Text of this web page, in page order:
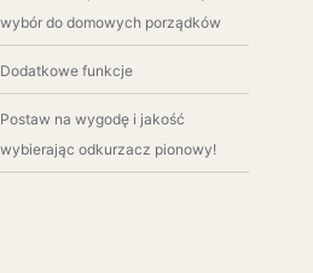
wybór do domowych porządków
Dodatkowe funkcje
Postaw na wygodę i jakość
wybierając odkurzacz pionowy!